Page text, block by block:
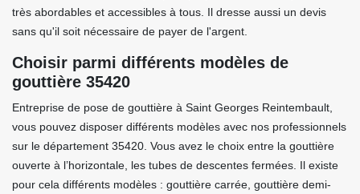
très abordables et accessibles à tous. Il dresse aussi un devis
sans qu'il soit nécessaire de payer de l'argent.
Choisir parmi différents modèles de
gouttière 35420
Entreprise de pose de gouttière à Saint Georges Reintembault,
vous pouvez disposer différents modèles avec nos professionnels
sur le département 35420. Vous avez le choix entre la gouttière
ouverte à l’horizontale, les tubes de descentes fermées. Il existe
pour cela différents modèles : gouttière carrée, gouttière demi-